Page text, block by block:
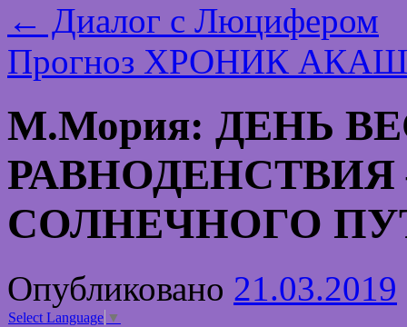
← Диалог с Люцифером
Прогноз ХРОНИК
М.Мория: ДЕНЬ
СОЛНЕЧНОГО
Опубликовано 21.03.2019
Select Language ▼